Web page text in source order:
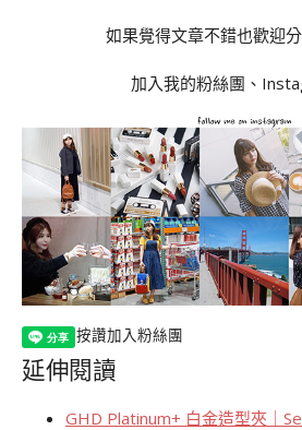
如果覺得文章不錯也歡迎
加入我的粉絲團、
按讚加入粉絲團
延伸閱讀
GHD Platinum+ 白金造型夾｜